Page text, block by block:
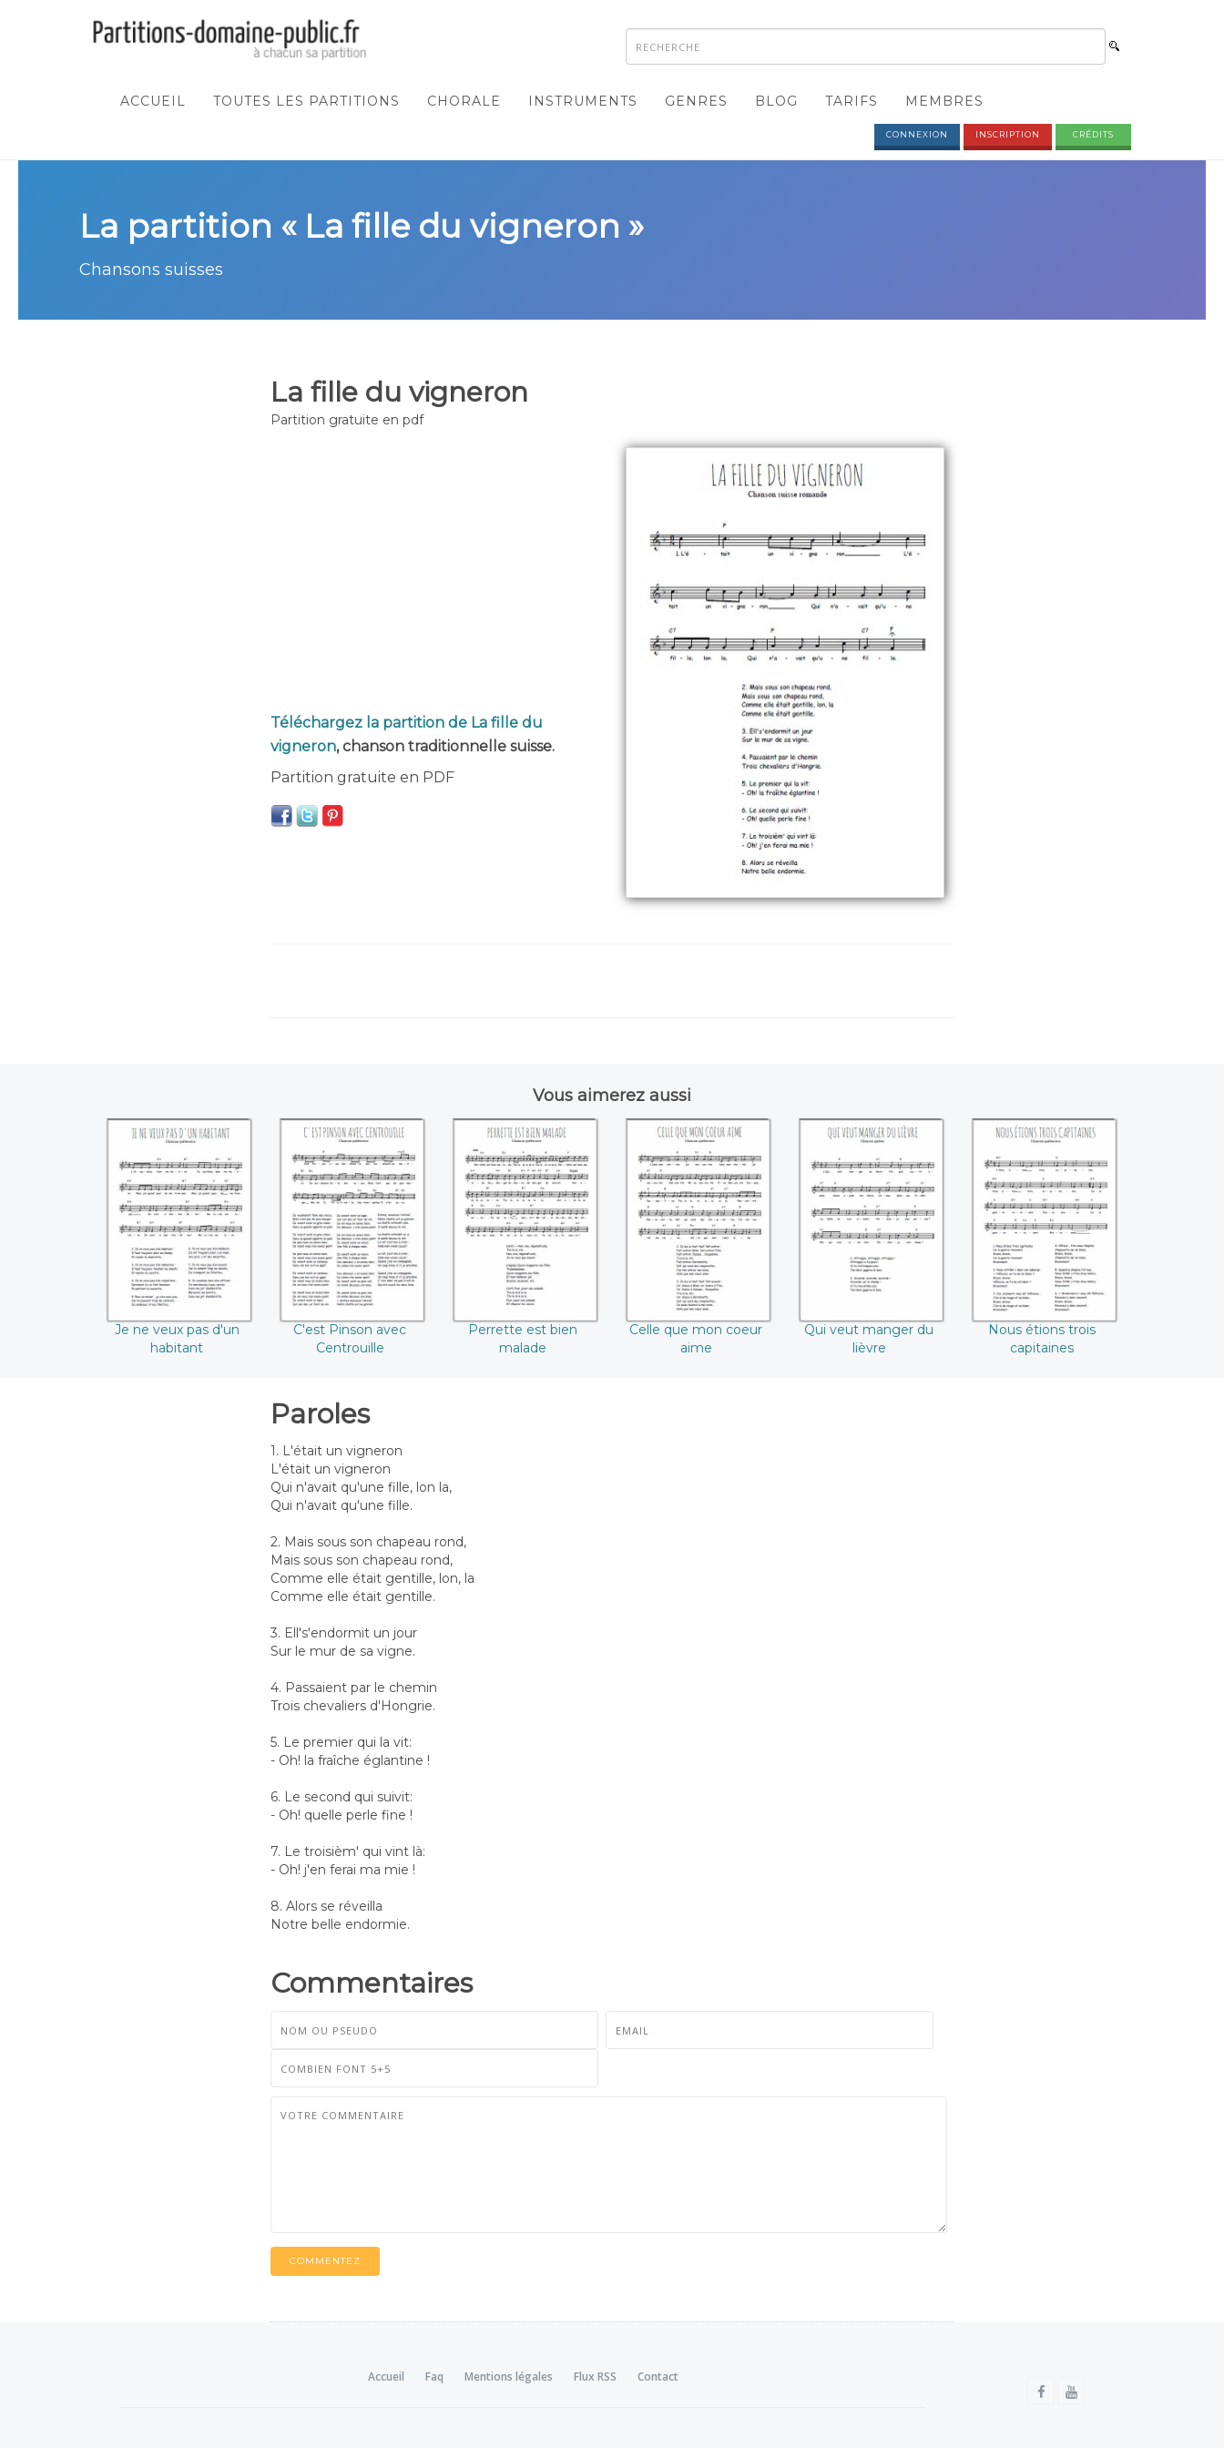
ACCUEIL TOUTES LES PARTITIONS CHORALE INSTRUMENTS GENRES BLOG TARIFS MEMBRES
CONNEXION INSCRIPTION CRÉDITS
La partition « La fille du vigneron »
Chansons suisses
La fille du vigneron
Partition gratuite en pdf
Téléchargez la partition de La fille du
vigneron, chanson traditionnelle suisse.
Partition gratuite en PDF
Vous aimerez aussi
Je ne veux pas
d'un habitant
Je ne veux pas d'un
habitant
C'est Pinson avec
Centrouille
C'est Pinson avec
Centrouille
Perrette est bien
malade
Perrette est bien
malade
Celle que mon
coeur aime
Celle que mon coeur
aime
Qui veut manger
du lièvre
Qui veut manger du
lièvre
Nous étions trois
capitaines
Nous étions trois
capitaines
Paroles
1. L'était un vigneron
L'était un vigneron
Qui n'avait qu'une fille, lon la,
Qui n'avait qu'une fille.
2. Mais sous son chapeau rond,
Mais sous son chapeau rond,
Comme elle était gentille, lon, la
Comme elle était gentille.
3. Ell's'endormit un jour
Sur le mur de sa vigne.
4. Passaient par le chemin
Trois chevaliers d'Hongrie.
5. Le premier qui la vit:
- Oh! la fraîche églantine !
6. Le second qui suivit:
- Oh! quelle perle fine !
7. Le troisièm' qui vint là:
- Oh! j'en ferai ma mie !
8. Alors se réveilla
Notre belle endormie.
Commentaires
COMMENTEZ
Accueil Faq Mentions légales Flux RSS Contact